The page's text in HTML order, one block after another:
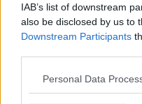
IAB’s list of downstream
also be disclosed by us to
Downstream Participants
Personal Data